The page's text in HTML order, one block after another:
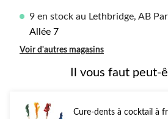
9 en stock au Lethbridge, AB
Allée 7
Voir d'autres magasins
Il vous faut peut-
Cure-dents à cocktail à